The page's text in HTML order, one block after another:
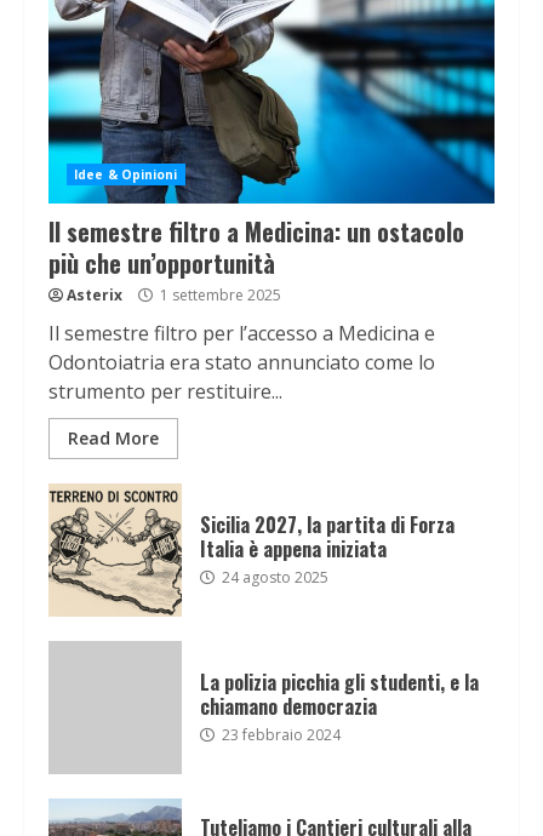
Idee & Opinioni
Il semestre filtro a Medicina: un ostacolo
più che un’opportunità
Asterix 1 settembre 2025
Il semestre filtro per l’accesso a Medicina e
Odontoiatria era stato annunciato come lo
strumento per restituire...
Read More
Sicilia 2027, la partita di Forza
Italia è appena iniziata
24 agosto 2025
La polizia picchia gli studenti, e la
chiamano democrazia
23 febbraio 2024
Tuteliamo i Cantieri culturali alla